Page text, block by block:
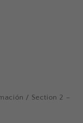
/ Section 2 –